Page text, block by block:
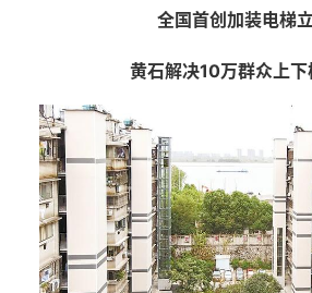
全国首创加装电梯
黄石解决10万群众上下